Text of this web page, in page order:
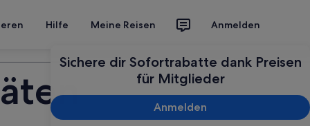
Hilfe Meine Reisen Anmelden
Sichere dir Sofortrabatte dank Preisen
für Mitglieder
Anmelden
Deine Reise planen